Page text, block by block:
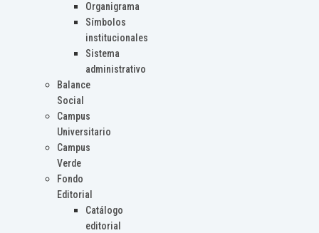
Organigrama
Símbolos
institucionales
Sistema
administrativo
Balance
Social
Campus
Universitario
Campus
Verde
Fondo
Editorial
Catálogo
editorial